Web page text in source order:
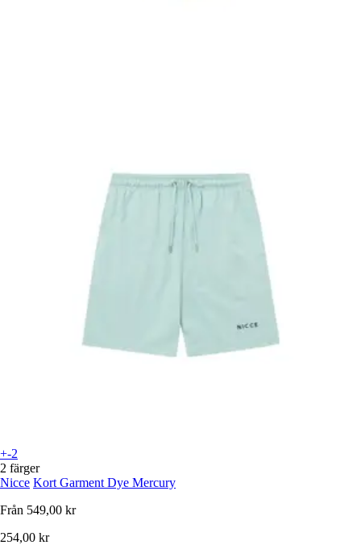
+-2
2 färger
Nicce Kort Garment Dye Mercury
Från 549,00 kr
254,00 kr